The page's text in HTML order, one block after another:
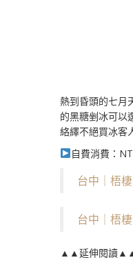
熱到昏頭的七月
的黑糖剉冰可以
絡繹不絕買冰客
自費消費：
台中｜梧
台中｜梧
▲▲延伸閱讀